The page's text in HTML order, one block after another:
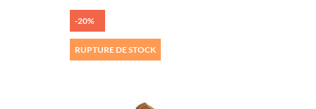
-20%
RUPTURE DE STOCK